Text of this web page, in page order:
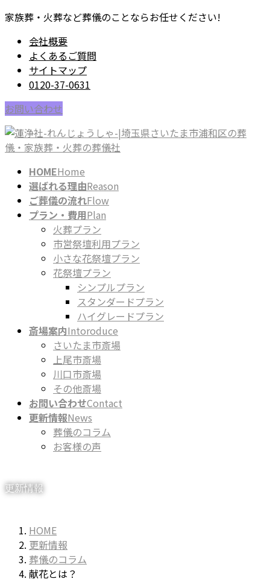
コ
移
動
ナ
ン
に
移
動
家族葬・火葬など葬儀のことならお任せください!
会社概要
よくあるご質問
サイトマップ
0120-37-0631
お問い合わせ
HOMEHome
選ばれる理由Reason
ご葬儀の流れFlow
プラン・費用Plan
火葬プラン
市営祭壇利用プラン
小さな花祭壇プラン
花祭壇プラン
シンプルプラン
スタンダードプラン
ハイグレードプラン
斎場案内Intoroduce
さいたま市斎場
上尾市斎場
川口市斎場
その他斎場
お問い合わせContact
更新情報News
葬儀のコラム
お客様の声
更新情報
HOME
更新情報
葬儀のコラム
献花とは？